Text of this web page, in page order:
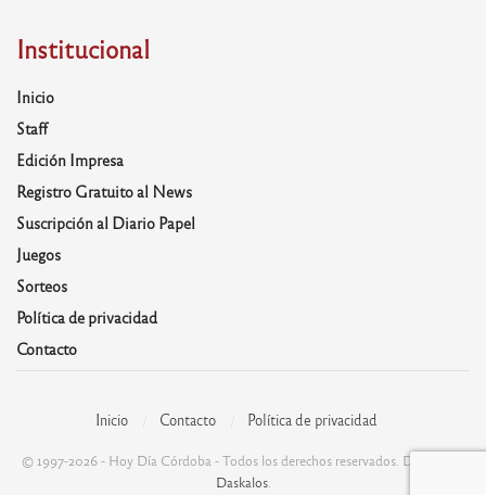
Institucional
Inicio
Staff
Edición Impresa
Registro Gratuito al News
Suscripción al Diario Papel
Juegos
Sorteos
Política de privacidad
Contacto
Inicio Contacto Política de privacidad
© 1997-2026 - Hoy Día Córdoba - Todos los derechos reservados. Desarrolla:
Daskalos.